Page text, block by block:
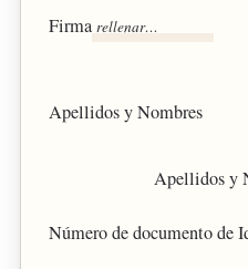
Firma
Apellidos y Nombres
Apellidos y
Número de documento de